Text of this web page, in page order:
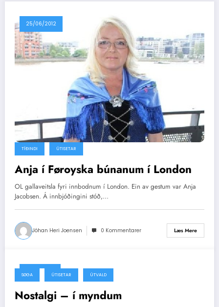
25/06/2012
TÍÐINDI ÚTISETAR
Anja í Føroyska búnanum í London
OL gallaveitsla fyri innbodnum í London. Ein av gestum var Anja
Jacobsen. Á innbjóðingini stóð,…
Jóhan Heri Joensen 0 Kommentarer Læs Mere
23/08/2011
SØGA ÚTISETAR ÚTVALD
Nostalgi – í myndum